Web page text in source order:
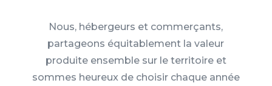
Nous, hébergeurs et commerçants,
partageons équitablement la valeur
produite ensemble sur le territoire et
sommes heureux de choisir chaque année